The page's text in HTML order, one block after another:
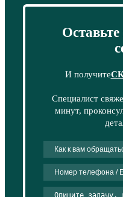
И получите
Специалист
минут,